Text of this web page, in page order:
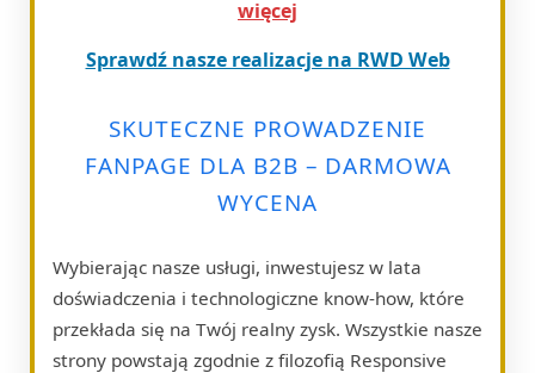
więcej
Sprawdź nasze realizacje na RWD Web
SKUTECZNE PROWADZENIE
FANPAGE DLA B2B – DARMOWA
WYCENA
Wybierając nasze usługi, inwestujesz w lata
doświadczenia i technologiczne know-how, które
przekłada się na Twój realny zysk. Wszystkie nasze
strony powstają zgodnie z filozofią Responsive